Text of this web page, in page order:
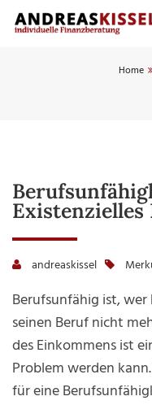
Home
Existenzielles
andreaskissel
Berufsunfähig ist,
seinen Beruf nicht
des Einkommens ist
Problem werden
für eine